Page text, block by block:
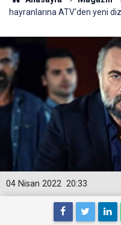
hayranlarına ATV'den yeni
20:33
04 Nisan 2022